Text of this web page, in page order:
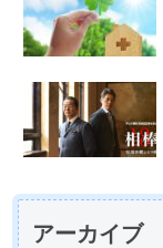
アーカイブ